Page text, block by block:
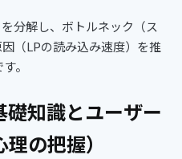
分解し、ボトルネック（ス
（LPの読み込み速度）を推
。
知識とユーザー
の把握）